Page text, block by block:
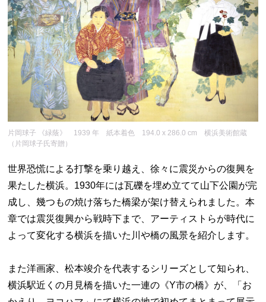
片岡球子 《緑蔭》 1939 年 紙本着色 194.0 x 286.0 cm 横浜美術館蔵
（片岡球子氏寄贈）
世界恐慌による打撃を乗り越え、徐々に震災からの復興を
果たした横浜。1930年には瓦礫を埋め立てて山下公園が完
成し、幾つもの焼け落ちた橋梁が架け替えられました。本
章では震災復興から戦時下まで、アーティストらが時代に
よって変化する横浜を描いた川や橋の風景を紹介します。
また洋画家、松本竣介を代表するシリーズとして知られ、
横浜駅近くの月見橋を描いた一連の《Y市の橋》が、「お